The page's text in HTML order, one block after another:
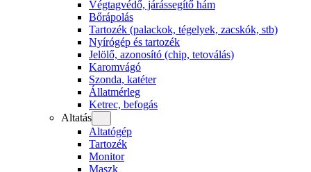
Végtagvédő, járássegítő hám
Bőrápolás
Tartozék (palackok, tégelyek, zacskók, stb)
Nyírógép és tartozék
Jelölő, azonosító (chip, tetoválás)
Karomvágó
Szonda, katéter
Állatmérleg
Ketrec, befogás
Altatás
Altatógép
Tartozék
Monitor
Maszk